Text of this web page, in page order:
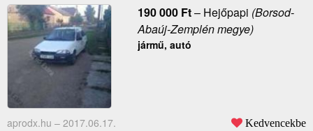
190 000 Ft– Hejőpapi (Borsod-
Abaúj-Zemplén megye)
jármű, autó
aprodx.hu – 2017.06.17. Kedvencekbe